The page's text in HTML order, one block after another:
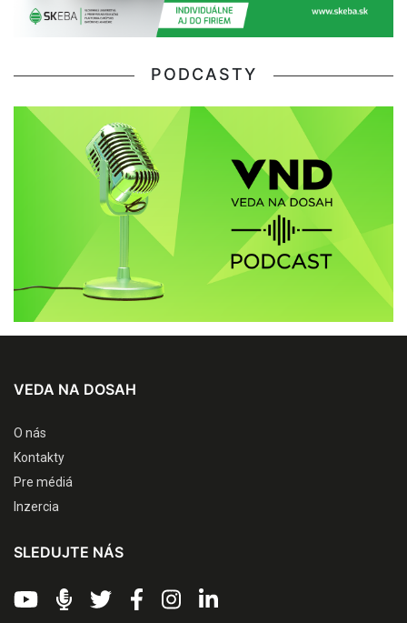
PODCASTY
VEDA NA DOSAH
O nás
Kontakty
Pre médiá
Inzercia
SLEDUJTE NÁS